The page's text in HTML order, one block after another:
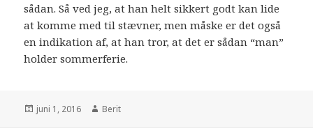
sådan. Så ved jeg, at han helt sikkert godt kan lide
at komme med til stævner, men måske er det også
en indikation af, at han tror, at det er sådan “man”
holder sommerferie.
juni 1, 2016 Berit